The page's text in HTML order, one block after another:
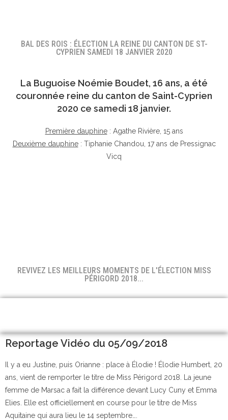
BAL DES ROIS : ÉLECTION LA REINE DU CANTON DE ST-
CYPRIEN SAMEDI 18 JANVIER 2020
La Buguoise Noémie Boudet, 16 ans, a été
couronnée reine du canton de Saint-Cyprien
2020 ce samedi 18 janvier.
Première dauphine: Agathe Rivière, 15 ans
Deuxième dauphine: Tiphanie Chandou, 17 ans de Pressignac
Vicq
REVIVEZ LES MEILLEURS MOMENTS DE L'ÉLECTION MISS
PÉRIGORD 2018...
Reportage Vidéo du 05/09/2018
Il y a eu Justine, puis Orianne : place à Élodie ! Élodie Humbert, 20
ans, vient de remporter le titre de Miss Périgord 2018. La jeune
femme de Marsac a fait la différence devant Lucy Cuny et Emma
Elies. Elle est officiellement en course pour le titre de Miss
Aquitaine qui aura lieu le 14 septembre….